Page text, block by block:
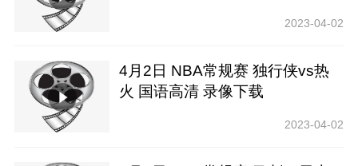
2023-04-02
4月2日 NBA常规赛 独行侠vs热
火 国语高清 录像下载
2023-04-02